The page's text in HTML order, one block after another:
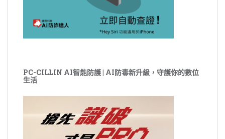
PC-CILLIN AI智能防護 | AI防毒新升級，守護你的數位
生活